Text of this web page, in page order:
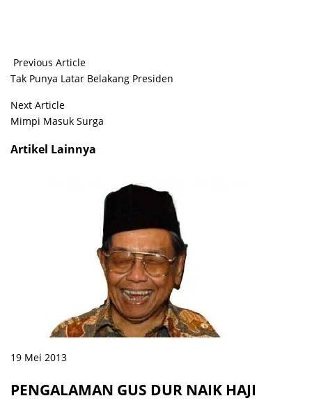
Previous Article
Tak Punya Latar Belakang Presiden
Next Article
Mimpi Masuk Surga
Artikel Lainnya
19 Mei 2013
PENGALAMAN GUS DUR NAIK HAJI